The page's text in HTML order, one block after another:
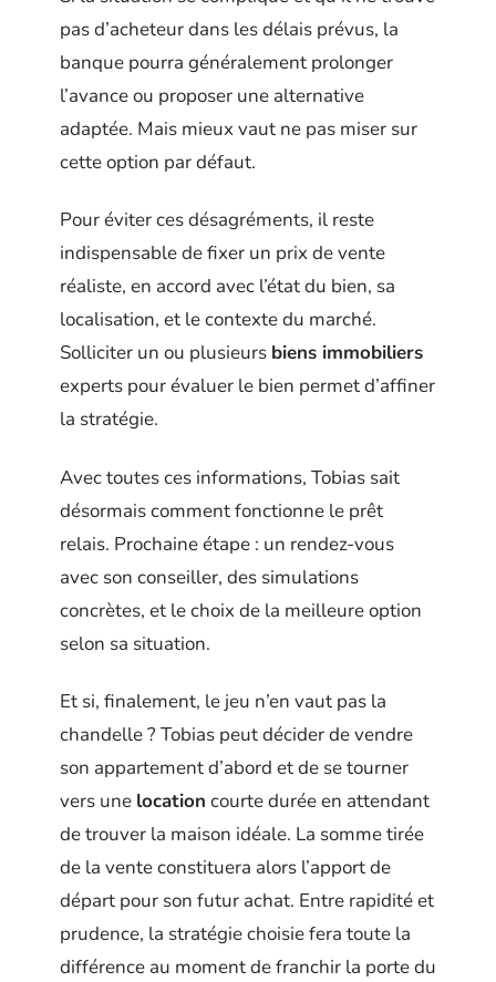
pas d’acheteur dans les délais prévus, la
banque pourra généralement prolonger
l’avance ou proposer une alternative
adaptée. Mais mieux vaut ne pas miser sur
cette option par défaut.
Pour éviter ces désagréments, il reste
indispensable de fixer un prix de vente
réaliste, en accord avec l’état du bien, sa
localisation, et le contexte du marché.
Solliciter un ou plusieurs biens immobiliers
experts pour évaluer le bien permet d’affiner
la stratégie.
Avec toutes ces informations, Tobias sait
désormais comment fonctionne le prêt
relais. Prochaine étape : un rendez-vous
avec son conseiller, des simulations
concrètes, et le choix de la meilleure option
selon sa situation.
Et si, finalement, le jeu n’en vaut pas la
chandelle ? Tobias peut décider de vendre
son appartement d’abord et de se tourner
vers une location courte durée en attendant
de trouver la maison idéale. La somme tirée
de la vente constituera alors l’apport de
départ pour son futur achat. Entre rapidité et
prudence, la stratégie choisie fera toute la
différence au moment de franchir la porte du